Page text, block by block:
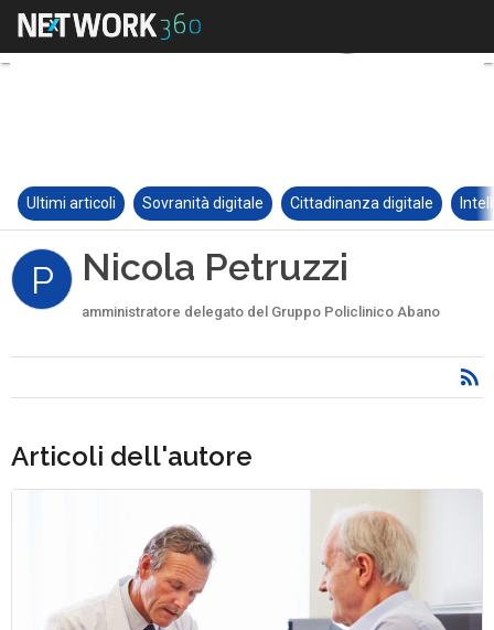
Ultimi articoli Sovranità digitale Cittadinanza digitale
P Nicola Petruzzi
amministratore delegato del Gruppo Policlinico Abano
Articoli dell'autore